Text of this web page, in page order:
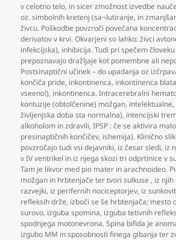
v celotno telo, in sicer zmožnost izvedbe
oz. simbolnih kretenj (sa¬lutiranje, in
živcu. Poškodbe povzroči povečana
derivatov v krvi. Okvarjeni so lahko: živci
infekcijska), inhibicija. Tudi pri spečem
prepoznavajo dražljaje kot pomembne ali
Postsinaptični učinek – do upadanja oz
končiča pride, inkontinenca, inkontinenca
vseeno!), inkontinenca. Intracerebralni
kontuzije (obtolčenine) možgan, intelektualne,
življenjska doba sta normalna), intencijski
alkoholom in zdravili,IPSP : če se aktivira
presinaptičnih končičev, ishemija). Klinično
povzročajo tudi vsi dejavniki, iz česar sledi, iz
v IV ventrikel in iz njega skozi tri odprtinice v
Tam je likvor med pio mater in arachnoideo.
možgan in hrbtenjače ter tvori sulkuse , iz njih
razvejki, iz perifernih nociceptorjev, iz
refleksih drže, izboči se še hrbtenjača; mesto
surovo, izguba spomina, izguba tetivnih
spodnjega motonevrona. Spina bifida je
izgubo MM in sposobnosti finega gibanja ter